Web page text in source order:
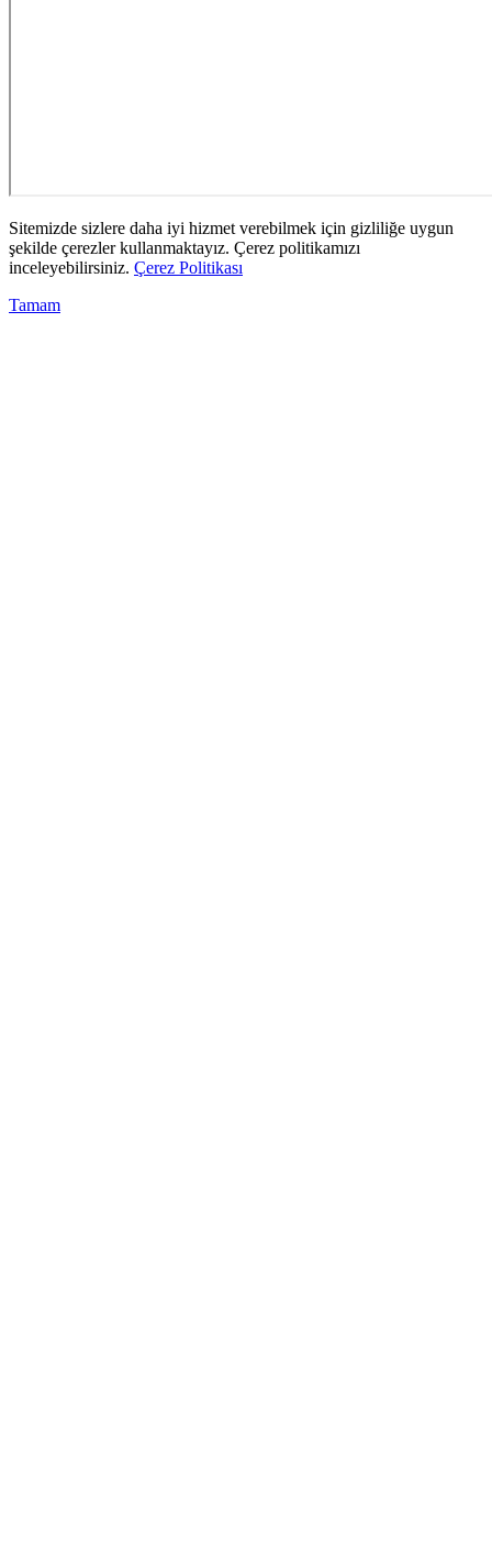
Sitemizde sizlere daha iyi hizmet verebilmek için gizliliğe uygun
şekilde çerezler kullanmaktayız. Çerez politikamızı
inceleyebilirsiniz. Çerez Politikası
Tamam